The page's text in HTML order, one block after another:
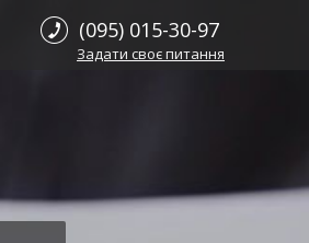
(095) 015-30-97
Задати своєпитання